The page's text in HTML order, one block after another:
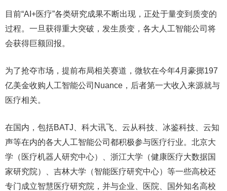
目前“AI+医疗”各类研究成果不断出现，正处于量变到质变的
过程。一旦获得重大突破，发生质变，各大人工智能公司将
会获得巨额回报。
为了抢夺市场，提前布局相关赛道，微软在今年4月豪掷197
亿美金收购人工智能公司Nuance，后者第一大收入来源就与
医疗相关。
在国内，包括BATJ、科大讯飞、云从科技、冰鉴科技、云知
声等在内的各大人工智能公司都积极参与医疗行业。北京大
学（医疗机器人研究中心）、浙江大学（健康医疗大数据国
家研究院）、吉林大学（智能医疗研究中心）等一些高校还
专门成立智慧医疗研究院，并与企业、医院、国外知名高校